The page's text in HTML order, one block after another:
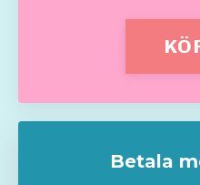
Betala